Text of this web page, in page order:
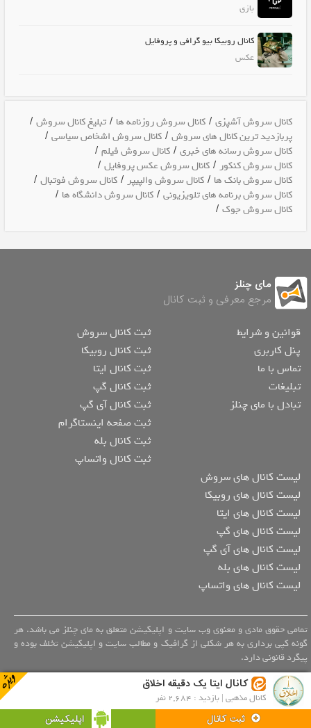
بازی
کانال روبیکا بیو گرافی و پروفایل
عکس
کانال سروش آشپزی /کانال سروش روزنامه ها /تبلیغ کانال سروش /
پربازدید ترین کانال های سروش /کانال سروش اشخاص سیاسی /
کانال سروش رسانه های خبری /کانال سروش فیلم /
کانال سروش کنکور /کانال سروش عکس پروفایل /
کانال سروش بانک ها /کانال سروش والپیپر /کانال سروش فوتبال /
کانال سروش برنامه های تلویزیونی /کانال سروش دانشگاه ها /
کانال سروش جوک /
مای چنلز
مرجع معرفی و ثبت کانال
قوانین و شرایط
پنل کاربری
تماس با ما
تبلیغات
تبادل با مای چنلز
ثبت کانال سروش
ثبت کانال روبیکا
ثبت کانال ایتا
ثبت کانال گپ
ثبت کانال آی گپ
ثبت صفحه اینستاگرام
ثبت کانال بله
ثبت کانال واتساپ
لیست کانال های سروش
لیست کانال های روبیکا
لیست کانال های ایتا
لیست کانال های گپ
لیست کانال های آی گپ
لیست کانال های بله
لیست کانال های واتساپ
تمامی حقوق مادی و معنوی وب سایت و اپلیکیشن متعلق به مای چنلز می باشد. هر
گونه کپی برداری به هر شکلی از گرافیک و مطالب سایت و اپلیکیشن تخلف بوده و
پیگرد قانونی دارد.
کانال ایتا یک دقیقه اخلاق
کانال مذهبی | بازدید : 2,684 نفر
ثبت کانال اپلیکیشن